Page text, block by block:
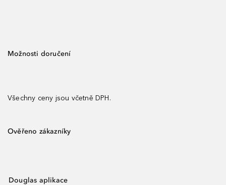
Možnosti doručení
Všechny ceny jsou včetně DPH.
Ověřeno zákazníky
Douglas aplikace